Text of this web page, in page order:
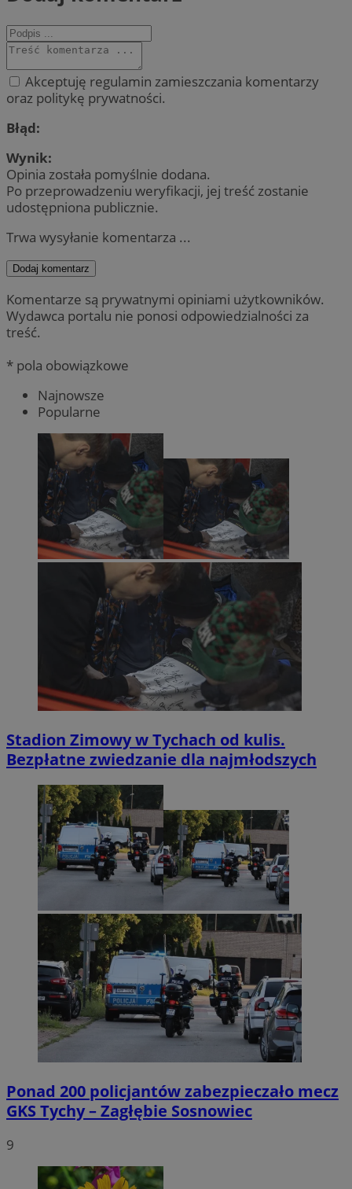
Akceptuję regulamin zamieszczania komentarzy
oraz politykę prywatności.
Błąd:
Wynik:
Opinia została pomyślnie dodana.
Po przeprowadzeniu weryfikacji, jej treść zostanie
udostępniona publicznie.
Trwa wysyłanie komentarza ...
Dodaj komentarz
Komentarze są prywatnymi opiniami użytkowników.
Wydawca portalu nie ponosi odpowiedzialności za
treść.
* pola obowiązkowe
Najnowsze
Popularne
Stadion Zimowy w Tychach od kulis.
Bezpłatne zwiedzanie dla najmłodszych
Ponad 200 policjantów zabezpieczało mecz
GKS Tychy – Zagłębie Sosnowiec
9